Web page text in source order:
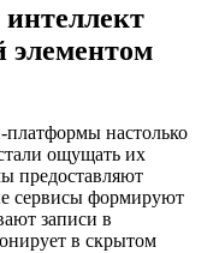
элементом
настолько
ощущать их
предоставляют
сервисы формируют
записи в
в скрытом